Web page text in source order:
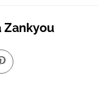
Zankyou